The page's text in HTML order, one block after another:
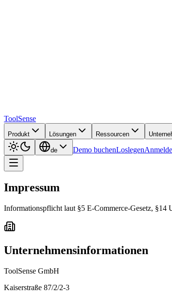
ToolSense
Produkt Lösungen Ressourcen
de Demo buchenLoslegen
Impressum
Informationspflicht laut §5 E-Commerce-Gesetz, §14
Unternehmensinformationen
ToolSense GmbH
Kaiserstraße 87/2/2-3